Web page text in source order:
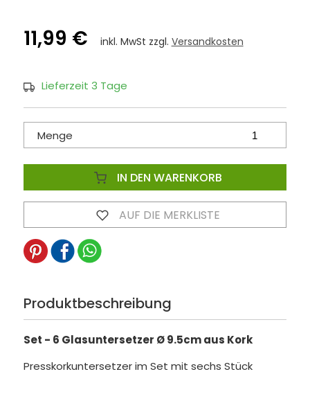
11,99 € inkl. MwSt zzgl. Versandkosten
Lieferzeit 3 Tage
Menge
IN DEN WARENKORB
AUF DIE MERKLISTE
Produktbeschreibung
Set - 6 Glasuntersetzer Ø 9.5cm aus Kork
Presskorkuntersetzer im Set mit sechs Stück